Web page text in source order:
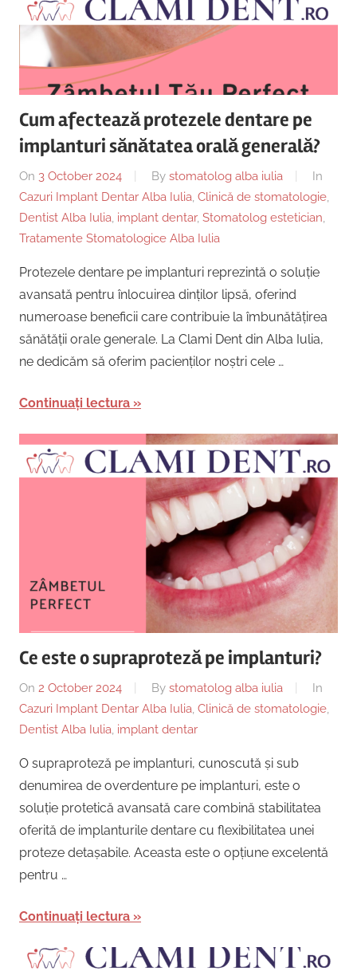
Cum afectează protezele dentare pe
implanturi sănătatea orală generală?
On 3 October 2024 By stomatolog alba iulia
In
Cazuri Implant Dentar Alba Iulia, Clinică de stomatologie,
Dentist Alba Iulia, implant dentar, Stomatolog estetician,
Tratamente Stomatologice Alba Iulia
Protezele dentare pe implanturi reprezintă o soluție
avansată pentru înlocuirea dinților lipsă, oferind
numeroase beneficii care contribuie la îmbunătățirea
sănătății orale generale. La Clami Dent din Alba Iulia,
ne dedicăm să oferim pacienților noștri cele …
Continuați lectura
Ce este o supraproteză pe implanturi?
On 2 October 2024 By stomatolog alba iulia
In
Cazuri Implant Dentar Alba Iulia, Clinică de stomatologie,
Dentist Alba Iulia, implant dentar
O supraproteză pe implanturi, cunoscută și sub
denumirea de overdenture pe implanturi, este o
soluție protetică avansată care combină stabilitatea
oferită de implanturile dentare cu flexibilitatea unei
proteze detașabile. Aceasta este o opțiune excelentă
pentru …
Continuați lectura